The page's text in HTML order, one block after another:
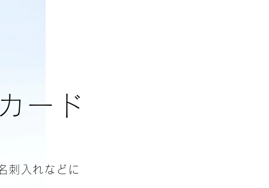
ード
刺入れなどに